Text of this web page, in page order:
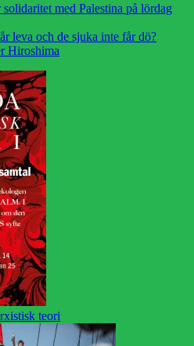
med Palestina på lördag
leva och de sjuka inte får dö?
Hiroshima
teori